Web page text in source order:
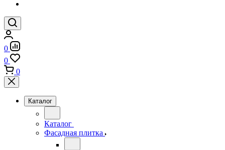
0
0
0
Каталог
Каталог
Фасадная плитка